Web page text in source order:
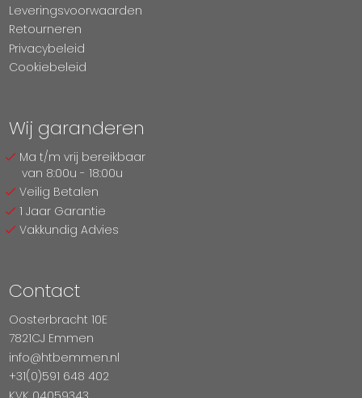
Leveringsvoorwaarden
Retourneren
Privacybeleid
Cookiebeleid
Wij garanderen
Ma t/m vrij bereikbaar
van 8:00u - 18:00u
Veilig Betalen
1 Jaar Garantie
Vakkundig Advies
Contact
Oosterbracht 10E
7821CJ Emmen
info@htbemmen.nl
+31(0)591 648 402